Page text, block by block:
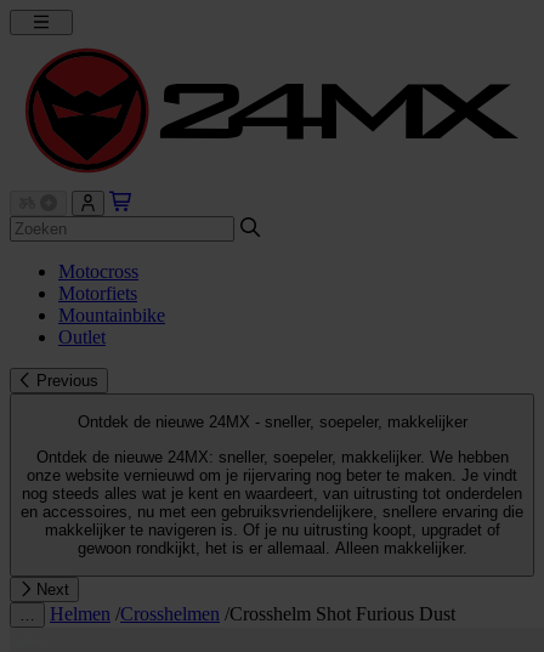
Motocross
Motorfiets
Mountainbike
Outlet
Previous
Ontdek de nieuwe 24MX - sneller, soepeler, makkelijker
Ontdek de nieuwe 24MX: sneller, soepeler, makkelijker. We hebben
onze website vernieuwd om je rijervaring nog beter te maken. Je vindt
nog steeds alles wat je kent en waardeert, van uitrusting tot onderdelen
en accessoires, nu met een gebruiksvriendelijkere, snellere ervaring die
makkelijker te navigeren is. Of je nu uitrusting koopt, upgradet of
gewoon rondkijkt, het is er allemaal. Alleen makkelijker.
Next
Helmen /Crosshelmen /Crosshelm Shot Furious Dust